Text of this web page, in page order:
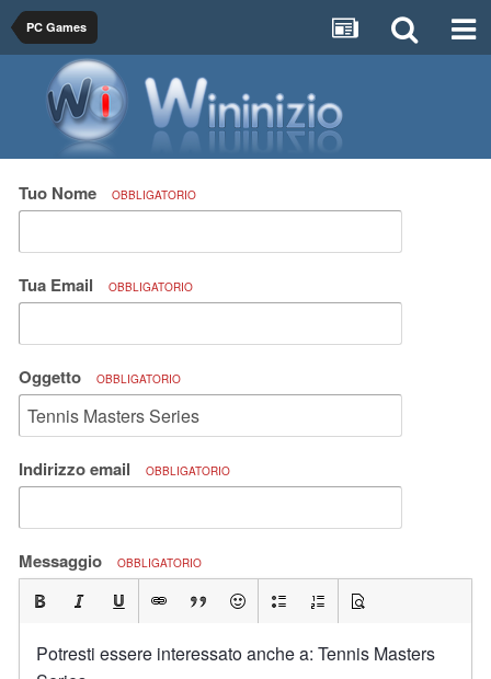
PC Games
Tuo Nome OBBLIGATORIO
Tua Email OBBLIGATORIO
Oggetto OBBLIGATORIO
Indirizzo email OBBLIGATORIO
Messaggio OBBLIGATORIO
Potresti essere interessato anche a: Tennis Masters